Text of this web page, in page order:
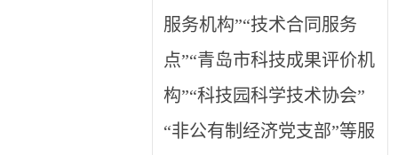
服务机构”“技术合同服务
点”“青岛市科技成果评价机
构”“科技园科学技术协会”
“非公有制经济党支部”等服